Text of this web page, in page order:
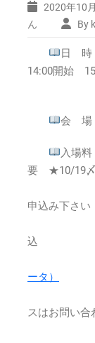
2020年10
ん
By
日 時
14:00開始
会 場
入場
要 ★10/19
参加希
申込み下さい
①FAX
込
ータ）
Fax
スはお問い合
②イン